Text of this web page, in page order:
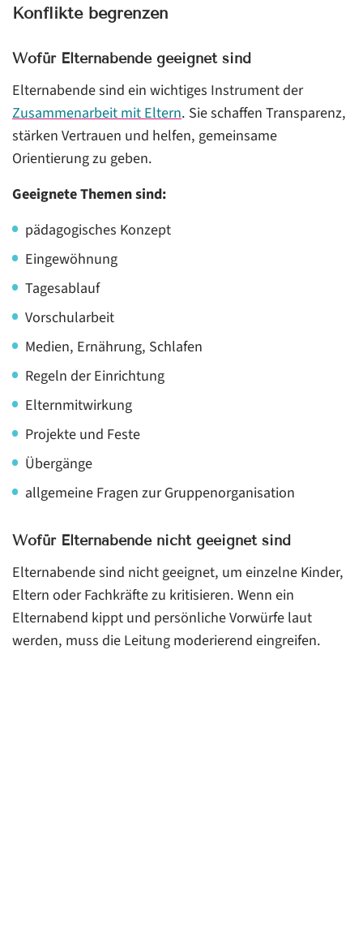
Konflikte begrenzen
Wofür Elternabende geeignet sind
Elternabende sind ein wichtiges Instrument der
Zusammenarbeit mit Eltern. Sie schaffen Transparenz,
stärken Vertrauen und helfen, gemeinsame
Orientierung zu geben.
Geeignete Themen sind:
pädagogisches Konzept
Eingewöhnung
Tagesablauf
Vorschularbeit
Medien, Ernährung, Schlafen
Regeln der Einrichtung
Elternmitwirkung
Projekte und Feste
Übergänge
allgemeine Fragen zur Gruppenorganisation
Wofür Elternabende nicht geeignet sind
Elternabende sind nicht geeignet, um einzelne Kinder,
Eltern oder Fachkräfte zu kritisieren. Wenn ein
Elternabend kippt und persönliche Vorwürfe laut
werden, muss die Leitung moderierend eingreifen.